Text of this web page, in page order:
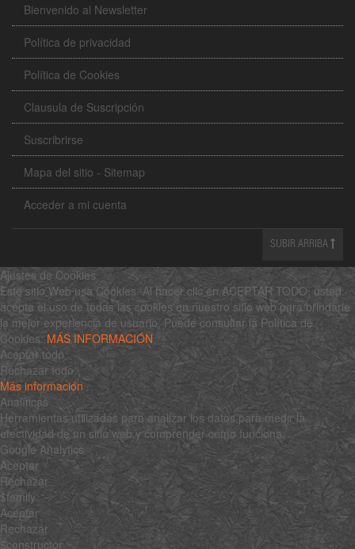
Bienvenido al Newsletter
Política de privacidad
Política de Cookies
Clausula de Suscripción
Suscribrirse
Mapa del sitio - Sitemap
Acceder a mi cuenta
SUBIR ARRIBA
Ajustes de Cookies
Este sitio Web usa Cookies. Al hacer clic en ACEPTAR TODO, usted
acepta el uso de todas las cookies en nuestro sitio web para brindarle
la mejor experiencia de usuario. Puede consultar la Política de
Cookies:MÁS INFORMACIÓN
Aceptar todo
Rechazar todo
Más información
Analíticas
Herramientas utilizadas para analizar los datos para medir la
efectividad de un sitio web y comprender cómo funciona.
Google Analytics
Aceptar
Rechazar
$family
Aceptar
Rechazar
$constructor